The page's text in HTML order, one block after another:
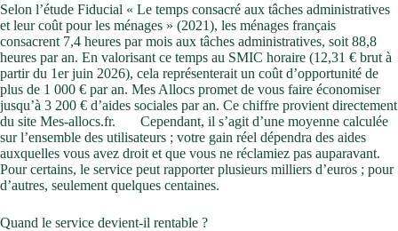
Selon l’étude Fiducial « Le temps consacré aux tâches administratives
et leur coût pour les ménages » (2021), les ménages français
consacrent 7,4 heures par mois aux tâches administratives, soit 88,8
heures par an. En valorisant ce temps au SMIC horaire (12,31 € brut à
partir du 1er juin 2026), cela représenterait un coût d’opportunité de
plus de 1 000 € par an. Mes Allocs promet de vous faire économiser
jusqu’à 3 200 € d’aides sociales par an. Ce chiffre provient directement
du site Mes-allocs.fr.
Cependant, il s’agit d’une moyenne calculée
sur l’ensemble des utilisateurs ; votre gain réel dépendra des aides
auxquelles vous avez droit et que vous ne réclamiez pas auparavant.
Pour certains, le service peut rapporter plusieurs milliers d’euros ; pour
d’autres, seulement quelques centaines.
Quand le service devient-il rentable ?